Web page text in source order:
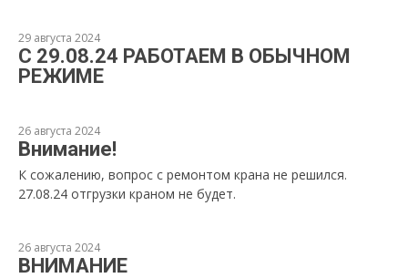
29 августа 2024
С 29.08.24 РАБОТАЕМ В ОБЫЧНОМ
РЕЖИМЕ
26 августа 2024
Внимание!
К сожалению, вопрос с ремонтом крана не решился.
27.08.24 отгрузки краном не будет.
26 августа 2024
ВНИМАНИЕ